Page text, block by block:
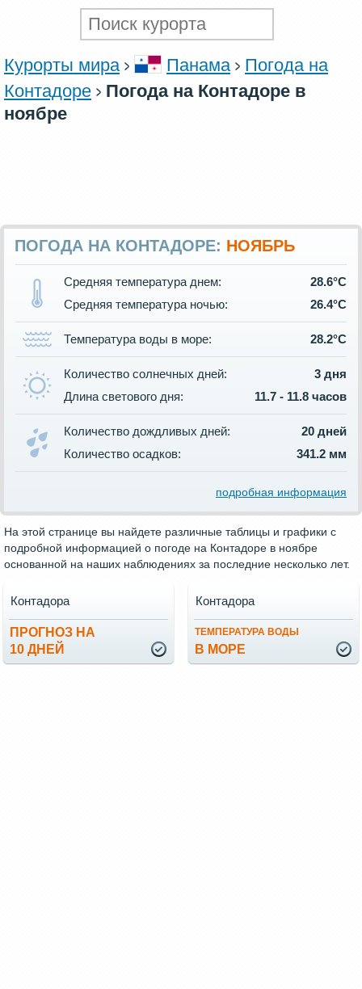
Курорты мира Панама
Погода на
Контадоре
Погода на Контадоре в
ноябре
ПОГОДА НА КОНТАДОРЕ: НОЯБРЬ
Средняя температура днем:
28.6°C
Средняя температура ночью:
26.4°C
Температура воды в море: 28.2°C
Количество солнечных дней:
3 дня
Длина светового дня:
11.7 - 11.8 часов
Количество дождливых дней:
20 дней
Количество осадков:
341.2 мм
подробная информация
На этой странице вы найдете различные таблицы и графики с
подробной информацией о погоде на Контадоре в ноябре
основанной на наших наблюдениях за последние несколько лет.
ПРОГНОЗ НА
10 ДНЕЙ
Контадора
ТЕМПЕРАТУРА ВОДЫ
В МОРЕ
Контадора